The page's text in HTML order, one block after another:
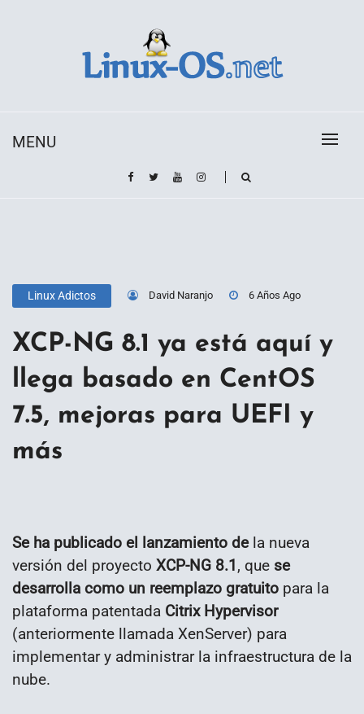
MENU
Linux Adictos David Naranjo 6 Años Ago
XCP-NG 8.1 ya está aquí y
llega basado en CentOS
7.5, mejoras para UEFI y
más
Se ha publicado el lanzamiento dela nueva
versión del proyecto XCP-NG 8.1, que se
desarrolla como un reemplazo gratuito para la
plataforma patentada Citrix Hypervisor
(anteriormente llamada XenServer) para
implementar y administrar la infraestructura de la
nube.